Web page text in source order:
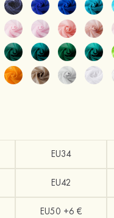
EU34
EU42
EU50 +6 €